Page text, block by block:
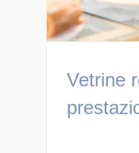
Vetrine